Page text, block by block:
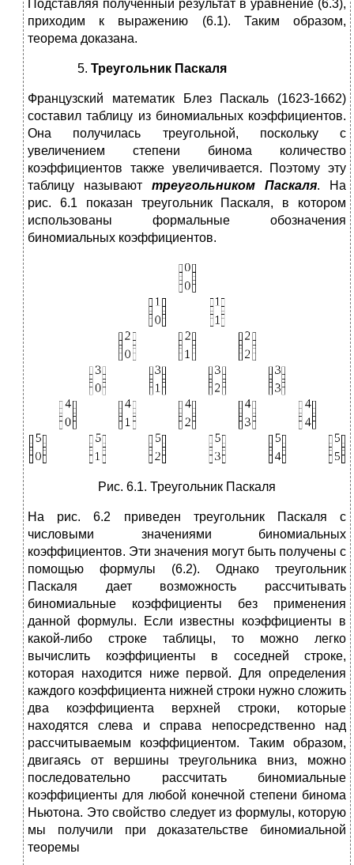
Подставляя полученный результат в уравнение (6.3),
приходим к выражению (6.1). Таким образом,
теорема доказана.
Треугольник Паскаля
Французский математик Блез Паскаль (1623-1662)
составил таблицу из биномиальных коэффициентов.
Она получилась треугольной, поскольку с
увеличением степени бинома количество
коэффициентов также увеличивается. Поэтому эту
таблицу называют треугольником Паскаля. На
рис. 6.1 показан треугольник Паскаля, в котором
использованы формальные обозначения
биномиальных коэффициентов.
Рис. 6.1. Треугольник Паскаля
На рис. 6.2 приведен треугольник Паскаля с
числовыми значениями биномиальных
коэффициентов. Эти значения могут быть получены с
помощью формулы (6.2). Однако треугольник
Паскаля дает возможность рассчитывать
биномиальные коэффициенты без применения
данной формулы. Если известны коэффициенты в
какой-либо строке таблицы, то можно легко
вычислить коэффициенты в соседней строке,
которая находится ниже первой. Для определения
каждого коэффициента нижней строки нужно сложить
два коэффициента верхней строки, которые
находятся слева и справа непосредственно над
рассчитываемым коэффициентом. Таким образом,
двигаясь от вершины треугольника вниз, можно
последовательно рассчитать биномиальные
коэффициенты для любой конечной степени бинома
Ньютона. Это свойство следует из формулы, которую
мы получили при доказательстве биномиальной
теоремы